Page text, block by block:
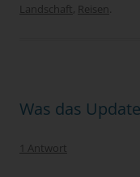
Landschaft, Reisen
Was das
1 Antwort